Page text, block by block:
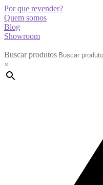
Por que revender?
Quem somos
Blog
Showroom
Buscar produtos
×